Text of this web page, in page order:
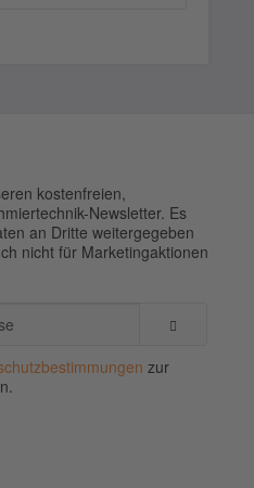
kostenfreien,
Newsletter. Es
an Dritte weitergegeben
nicht für Marketingaktionen
zur